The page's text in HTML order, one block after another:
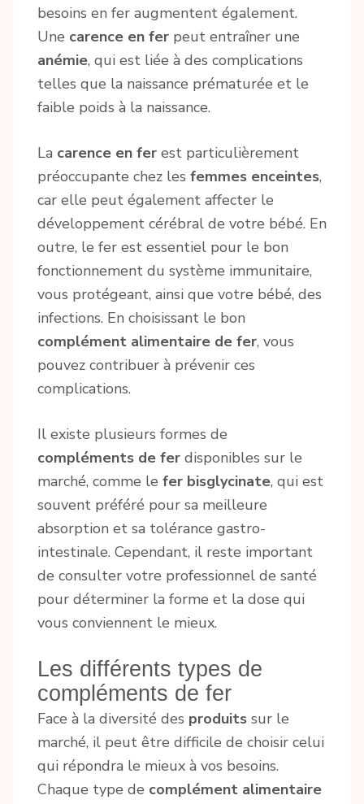
besoins en fer augmentent également.
Une carence en fer peut entraîner une
anémie, qui est liée à des complications
telles que la naissance prématurée et le
faible poids à la naissance.
La carence en fer est particulièrement
préoccupante chez les femmes enceintes,
car elle peut également affecter le
développement cérébral de votre bébé. En
outre, le fer est essentiel pour le bon
fonctionnement du système immunitaire,
vous protégeant, ainsi que votre bébé, des
infections. En choisissant le bon
complément alimentaire de fer, vous
pouvez contribuer à prévenir ces
complications.
Il existe plusieurs formes de
compléments de fer disponibles sur le
marché, comme le fer bisglycinate, qui est
souvent préféré pour sa meilleure
absorption et sa tolérance gastro-
intestinale. Cependant, il reste important
de consulter votre professionnel de santé
pour déterminer la forme et la dose qui
vous conviennent le mieux.
Les différents types de
compléments de fer
Face à la diversité des produits sur le
marché, il peut être difficile de choisir celui
qui répondra le mieux à vos besoins.
Chaque type de complément alimentaire